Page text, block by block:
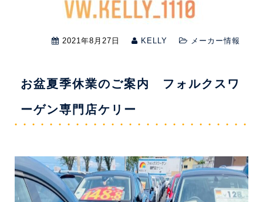
2021年8月27日 KELLY メーカー情報
お盆夏季休業のご案内 フォルクスワ
ーゲン専門店ケリー